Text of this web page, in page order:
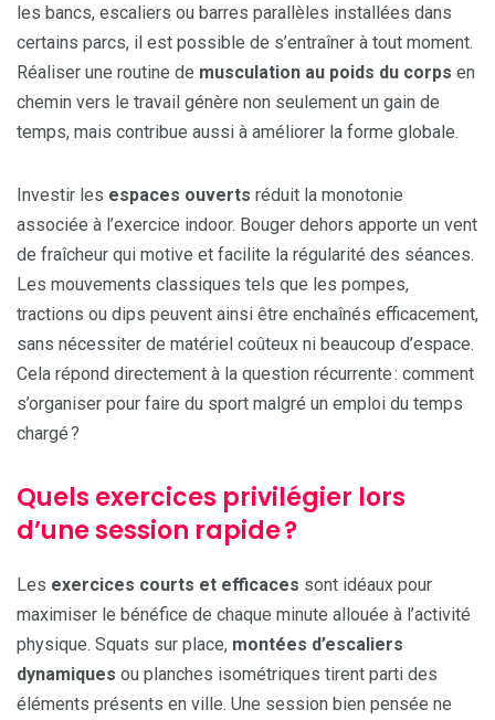
les bancs, escaliers ou barres parallèles installées dans
certains parcs, il est possible de s’entraîner à tout moment.
Réaliser une routine de musculation au poids du corps en
chemin vers le travail génère non seulement un gain de
temps, mais contribue aussi à améliorer la forme globale.
Investir les espaces ouverts réduit la monotonie
associée à l’exercice indoor. Bouger dehors apporte un vent
de fraîcheur qui motive et facilite la régularité des séances.
Les mouvements classiques tels que les pompes,
tractions ou dips peuvent ainsi être enchaînés efficacement,
sans nécessiter de matériel coûteux ni beaucoup d’espace.
Cela répond directement à la question récurrente : comment
s’organiser pour faire du sport malgré un emploi du temps
chargé ?
Quels exercices privilégier lors
d’une session rapide ?
Les exercices courts et efficaces sont idéaux pour
maximiser le bénéfice de chaque minute allouée à l’activité
physique. Squats sur place, montées d’escaliers
dynamiques ou planches isométriques tirent parti des
éléments présents en ville. Une session bien pensée ne